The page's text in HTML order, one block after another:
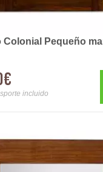
Colonial Pequeño
incluido